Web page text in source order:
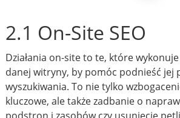
2.1 On-Site SEO
Działania on-site to te, które
danej witryny, by pomóc podnieść jej
wyszukiwania. To nie tylko
kluczowe, ale także zadbanie o
podstron i zasobów czy usunięcie